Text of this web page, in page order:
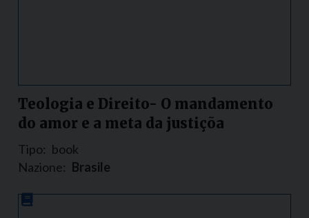
Teologia e Direito- O mandamento
do amor e a meta da justiçõa
Tipo: book
Nazione: Brasile